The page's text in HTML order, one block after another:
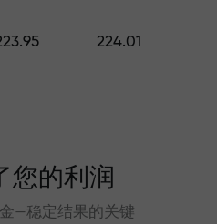
224.01
您的利润
—稳定结果的关键